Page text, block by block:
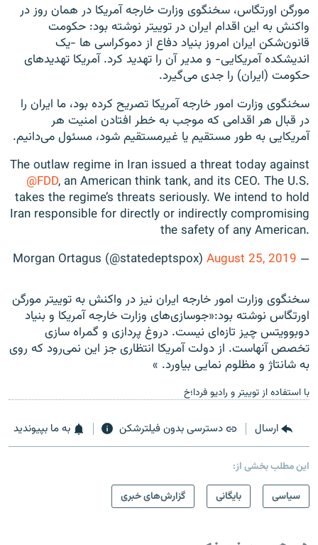
مورگن اورتگاس، سخنگوی وزارت خارجه آمریکا در همان روز در
واکنش به این اقدام ایران در توییتر نوشته بود: حکومت
قانون‌شکن ایران امروز بنیاد دفاع از دموکراسی ها -یک
اندیشکده آمریکایی- و مدیر آن را تهدید کرد. آمریکا تهدیدهای
حکومت (ایران) را جدی می‌گیرد.
سخنگوی وزارت امور خارجه آمریکا تصریح کرده بود، ما ایران را
در قبال هر اقدامی که موجب به خطر افتادن امنیت هر
آمریکایی به طور مستقیم یا غیرمستقیم شود، مسئول می‌دانیم.
The outlaw regime in Iran issued a threat today against
@FDD, an American think tank, and its CEO. The U.S.
takes the regime’s threats seriously. We intend to hold
Iran responsible for directly or indirectly compromising
the safety of any American.
— Morgan Ortagus (@statedeptspox)
August 25, 2019
سخنگوی وزارت امور خارجه ایران نیز در واکنش به توییتر مورگن
اورتگاس نوشته بود:«جوسازی‌های وزارت خارجه آمریکا و بنیاد
دوبوویتس چیز تازه‌ای نیست. دروغ پردازی و گمراه سازی
تخصص آنهاست. از دولت آمریکا انتظاری جز این نمی‌رود که روی
به شانتاژ و مظلوم نمایی بیاورد. »
با استفاده از توییتر و رادیو فردا؛خ
ارسال دسترسی بدون فیلترشکن به ما بپیوندید
این مطلب بخشی از:
سیاسی
بایگانی گزارش‌های خبری